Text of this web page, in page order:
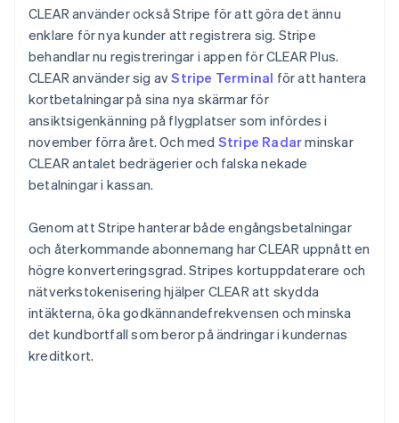
CLEAR använder också Stripe för att göra det ännu
enklare för nya kunder att registrera sig. Stripe
behandlar nu registreringar i appen för CLEAR Plus.
CLEAR använder sig avStripe Terminal för att hantera
kortbetalningar på sina nya skärmar för
ansiktsigenkänning på flygplatser som infördes i
november förra året. Och med Stripe Radarminskar
CLEAR antalet bedrägerier och falska nekade
betalningar i kassan.
Genom att Stripe hanterar både engångsbetalningar
och återkommande abonnemang har CLEAR uppnått en
högre konverteringsgrad. Stripes kortuppdaterare och
nätverkstokenisering hjälper CLEAR att skydda
intäkterna, öka godkännandefrekvensen och minska
det kundbortfall som beror på ändringar i kundernas
kreditkort.
Rumänien
English
Schweiz
Deutsch Français ItalianoEnglish
Singapore
English简体中文
Slovakien
English
Slovenien
EnglishItaliano
Spanien
Storbritannien
English
Sverige
SvenskaEnglish
Thailand
ไทยEnglish
Tjeckien
English